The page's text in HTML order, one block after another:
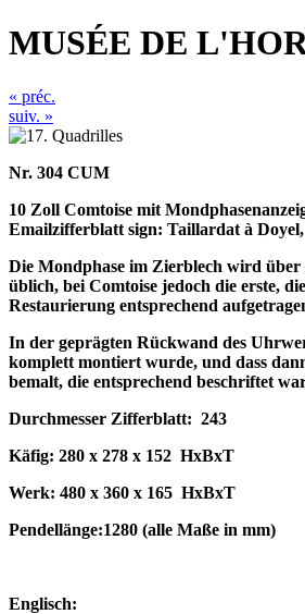
MUSÉE DE
« préc.
suiv. »
Nr. 304 CUM
10 Zoll Comtoise mit
Emailzifferblatt sign: Taillardat à Doyel,
Die Mondphase im Zierblech wird über
üblich, bei Comtoise jedoch die erste,
Restaurierung entsprechend
In der geprägten Rückwand des
komplett montiert wurde, und dass
bemalt, die entsprechend beschriftet
Durchmesser Zifferblatt: 243
Käfig: 280 x 278 x 152 HxBxT
Werk: 480 x 360 x 165 HxBxT
Pendellänge:1280 (alle Maße in mm)
Englisch: